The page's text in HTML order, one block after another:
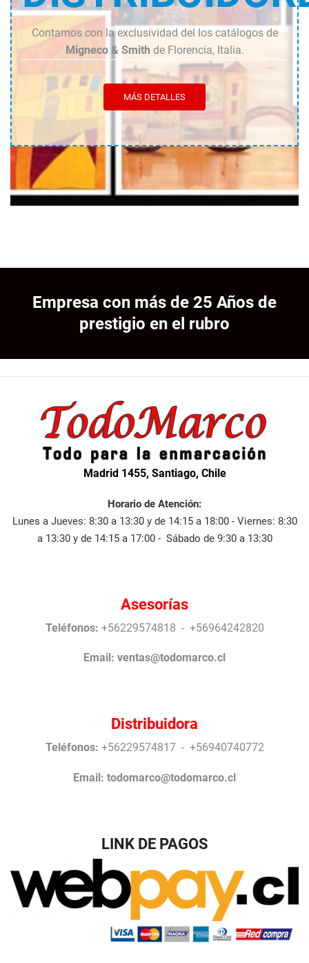
Contamos con la exclusividad del los catálogos de
Migneco & Smith de Florencia, Italia.
MÁS DETALLES
Empresa con más de 25 Años de
prestigio en el rubro
Madrid 1455, Santiago, Chile
Horario de Atención:
Lunes a Jueves: 8:30 a 13:30 y de 14:15 a 18:00 - Viernes: 8:30
a 13:30 y de 14:15 a 17:00 - Sábado de 9:30 a 13:30
Asesorías
Teléfonos: +56229574818 - +56964242820
Email: ventas@todomarco.cl
Distribuidora
Teléfonos: +56229574817 - +56940740772
Email: todomarco@todomarco.cl
LINK DE PAGOS